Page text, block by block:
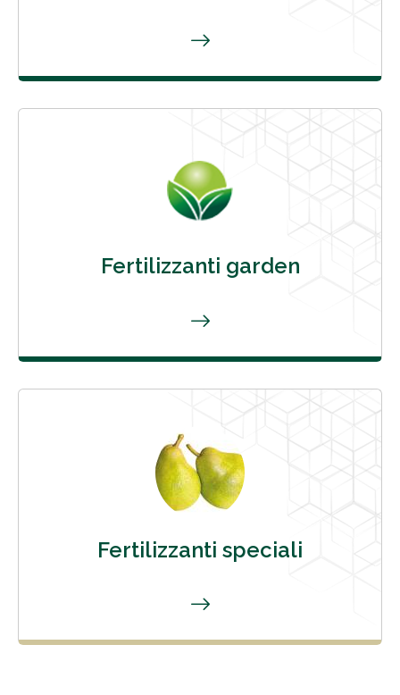
Fertilizzanti garden
Fertilizzanti speciali